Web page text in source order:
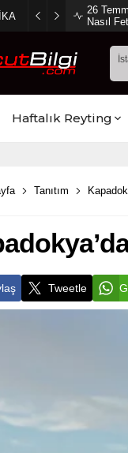
26
Nasıl
Haftalık Reyting
Tanıtım
Tweetle